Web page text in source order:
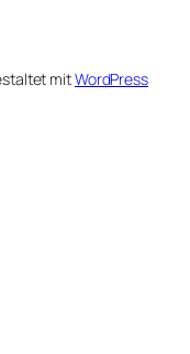
mitWordPress